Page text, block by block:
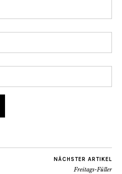
NÄCHSTER ARTIKEL
Freitags-Füller